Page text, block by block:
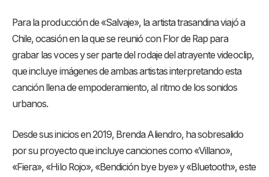
Para la producción de «Salvaje», la artista trasandina viajó a
Chile, ocasión en la que se reunió con Flor de Rap para
grabar las voces y ser parte del rodaje del atrayente videoclip,
que incluye imágenes de ambas artistas interpretando esta
canción llena de empoderamiento, al ritmo de los sonidos
urbanos.
Desde sus inicios en 2019, Brenda Aliendro, ha sobresalido
por su proyecto que incluye canciones como «Villano»,
«Fiera», «Hilo Rojo», «Bendición bye bye» y «Bluetooth», este